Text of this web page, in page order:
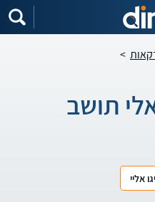
>
תושב
אליי